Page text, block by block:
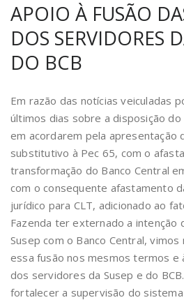
APOIO À FUSÃO
DOS SERVIDORES
DO BCB
Em razão das notícias veiculadas
últimos dias sobre a disposição
em acordarem pela apresentação
substitutivo à Pec 65, com o
transformação do Banco Central
com o consequente afastamento
jurídico para CLT, adicionado ao
Fazenda ter externado a intenção
Susep com o Banco Central,
essa fusão nos mesmos termos e
dos servidores da Susep e do
fortalecer a supervisão do sistema